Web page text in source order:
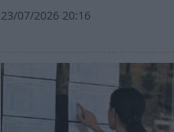
23/07/2026 20:16